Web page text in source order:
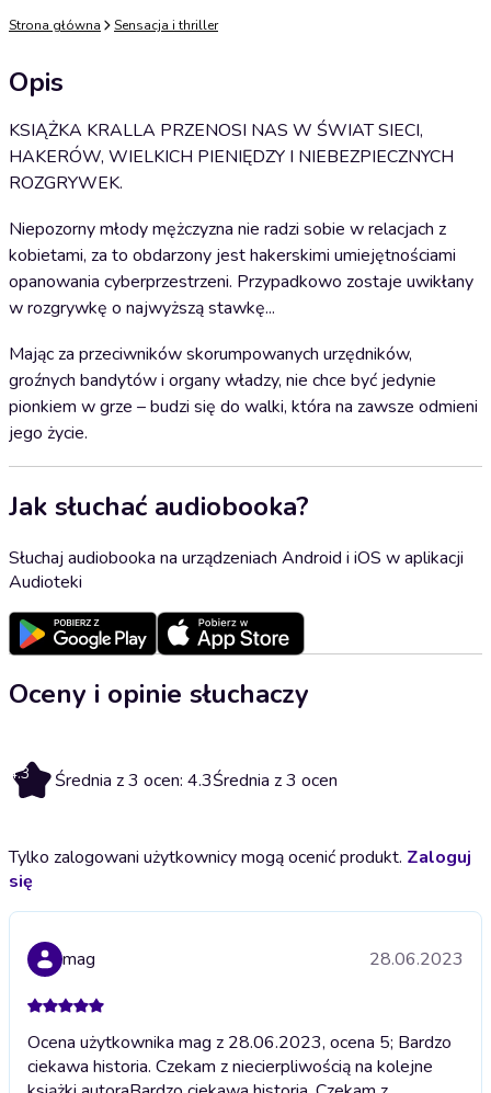
Strona główna Sensacja i thriller
Opis
KSIĄŻKA KRALLA PRZENOSI NAS W ŚWIAT SIECI,
HAKERÓW, WIELKICH PIENIĘDZY I NIEBEZPIECZNYCH
ROZGRYWEK.
Niepozorny młody mężczyzna nie radzi sobie w relacjach z
kobietami, za to obdarzony jest hakerskimi umiejętnościami
opanowania cyberprzestrzeni. Przypadkowo zostaje uwikłany
w rozgrywkę o najwyższą stawkę...
Mając za przeciwników skorumpowanych urzędników,
groźnych bandytów i organy władzy, nie chce być jedynie
pionkiem w grze – budzi się do walki, która na zawsze odmieni
jego życie.
Jak słuchać audiobooka?
Słuchaj audiobooka na urządzeniach Android i iOS w aplikacji
Audioteki
Oceny i opinie słuchaczy
4.3 Średnia z 3 ocen: 4.3Średnia z 3 ocen
Tylko zalogowani użytkownicy mogą ocenić produkt. Zaloguj
się
mag 28.06.2023
Ocena użytkownika mag z 28.06.2023, ocena 5; Bardzo
ciekawa historia. Czekam z niecierpliwością na kolejne